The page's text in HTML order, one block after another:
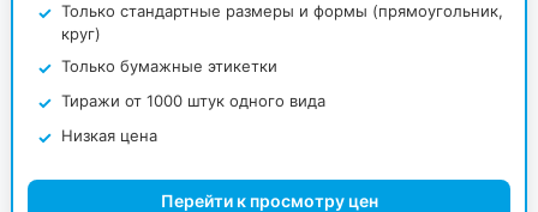
Только стандартные размеры и формы (прямоугольник,
круг)
Только бумажные этикетки
Тиражи от 1000 штук одного вида
Низкая цена
Перейти к просмотру цен